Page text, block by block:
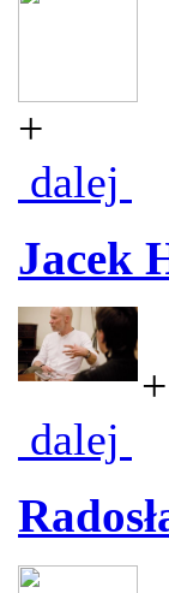
+
dalej
Jacek
+
dalej